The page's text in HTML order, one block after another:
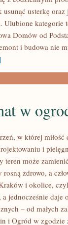
usunąć usterkę
Ulubione kategorie
Domów od
i budowa nie
w
w której
i
może
zdrowo, a
i okolice,
a jednocześnie
– od małych
i Ogród w